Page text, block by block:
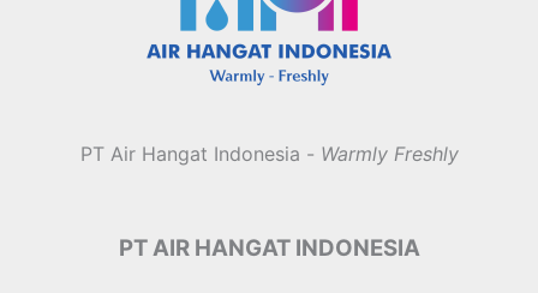
PT Air Hangat Indonesia - Warmly Freshly
PT AIR HANGAT INDONESIA